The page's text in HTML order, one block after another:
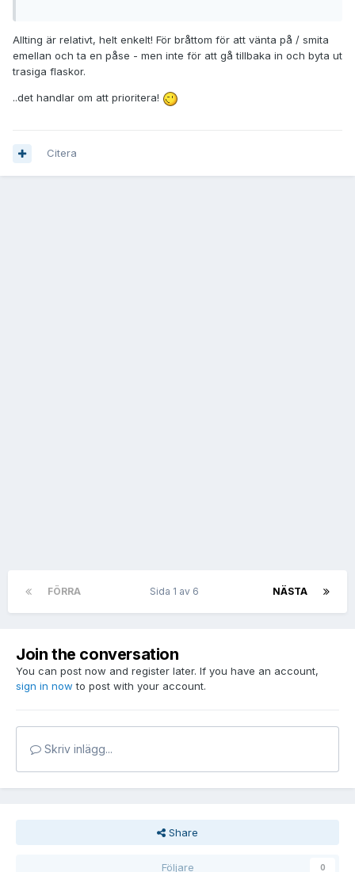
Allting är relativt, helt enkelt! För bråttom för att vänta på / smita
emellan och ta en påse - men inte för att gå tillbaka in och byta ut
trasiga flaskor.
..det handlar om att prioritera!
Citera
FÖRRA NÄSTA
Sida 1 av 6
Join the conversation
You can post now and register later. If you have an account,
sign in now to post with your account.
Skriv inlägg...
Share
Följare 0